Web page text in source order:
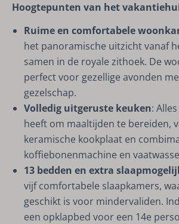
Hoogtepunten van het
Ruime en comfortabele
het panoramische uitzicht vanaf
samen in de royale zithoek. De
perfect voor gezellige avonden
gezelschap.
Volledig uitgeruste keuken:
heeft om maaltijden te bereiden,
keramische kookplaat en
koffiebonenmachine en
13 bedden en extra
vijf comfortabele slaapkamers,
geschikt is voor mindervaliden.
een opklapbed voor een 14e